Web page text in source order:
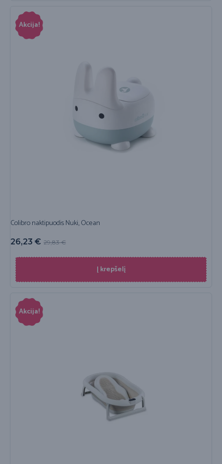
Akcija!
Colibro naktipuodis Nuki, Ocean
29,83€
26,23 €
Į krepšelį
Akcija!